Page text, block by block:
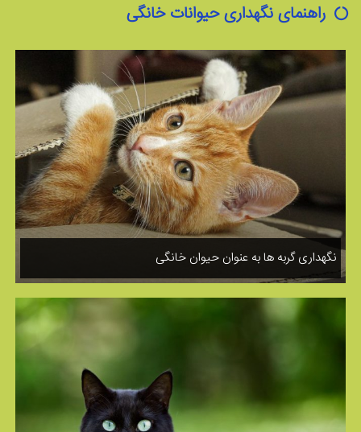
راهنمای نگهداری حیوانات خانگی
نگهداری گربه ها به عنوان حیوان خانگی